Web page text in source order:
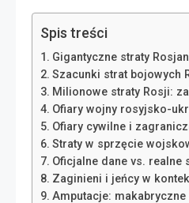
Spis treści
Gigantyczne straty
Szacunki strat bojowych
Milionowe straty Rosji:
Ofiary wojny rosyjsko-
Ofiary cywilne i
Straty w sprzęcie
Oficjalne dane vs. realne
Zaginieni i jeńcy w
Amputacje: